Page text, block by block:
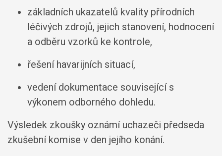
základních ukazatelů kvality přírodních
léčivých zdrojů, jejich stanovení, hodnocení
a odběru vzorků ke kontrole,
řešení havarijních situací,
vedení dokumentace související s
výkonem odborného dohledu.
Výsledek zkoušky oznámí uchazeči předseda
zkušební komise v den jejího konání.